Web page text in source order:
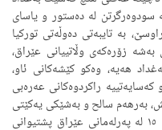
لە دەستور و یاسای
بە تایبەتی دەوڵەتی تورکیا
زۆرەکەی وڵاتییانی عێراق،
هەیە، وەکو کێشەکانی ئاو،
راکردوەکانی عەرەبی
بەرهەم سالح و بەشێکی یەکێتی
و ئەندامانی تری کوردی ناسراو بە گروپی ١٥ لە پەرلەمانی عێراق پشتیوانی